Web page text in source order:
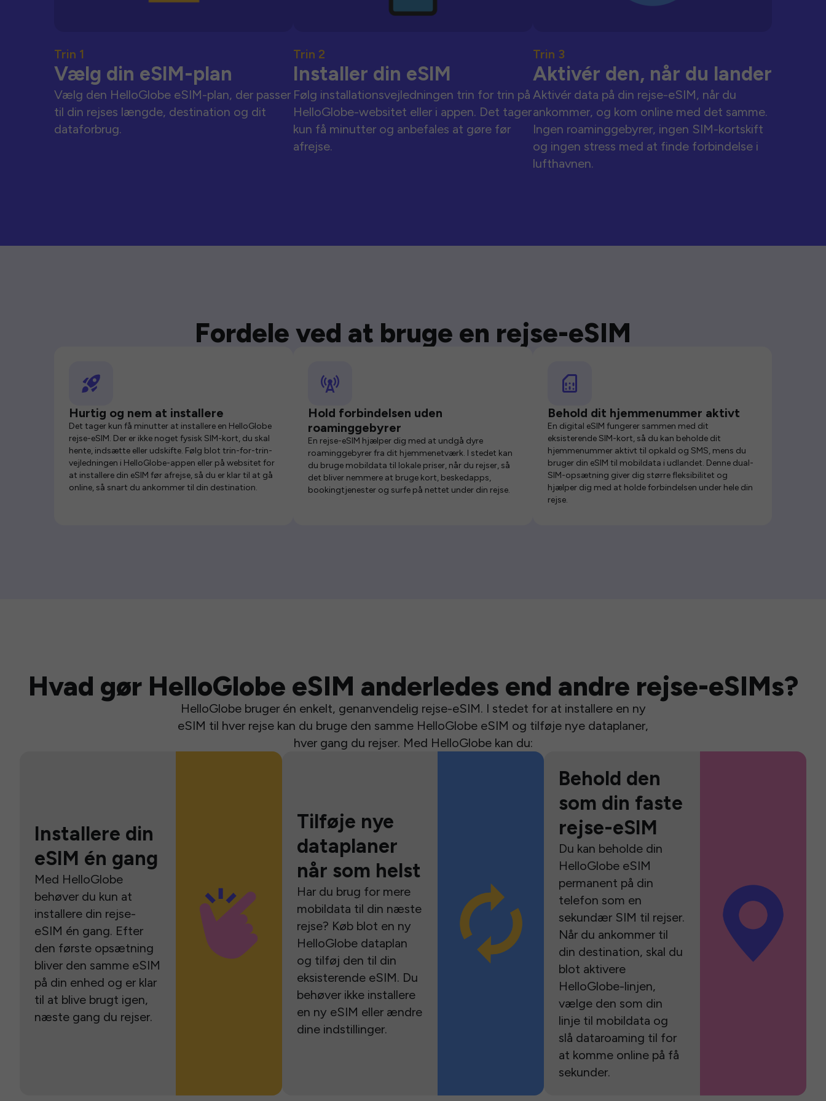
Trin 1
Vælg din eSIM-plan
Vælg den HelloGlobe eSIM-plan, der passer
til din rejses længde, destination og dit
dataforbrug.
Trin 2
Installer din eSIM
Følg installationsvejledningen trin for trin på
HelloGlobe-websitet eller i appen. Det tager
kun få minutter og anbefales at gøre før
afrejse.
Trin 3
Aktivér den, når du lander
Aktivér data på din rejse-eSIM, når du
ankommer, og kom online med det samme.
Ingen roaminggebyrer, ingen SIM-kortskift
og ingen stress med at finde forbindelse i
lufthavnen.
Fordele ved at bruge en rejse-eSIM
Hurtig og nem at installere
Det tager kun få minutter at installere en HelloGlobe
rejse-eSIM. Der er ikke noget fysisk SIM-kort, du skal
hente, indsætte eller udskifte. Følg blot trin-for-trin-
vejledningen i HelloGlobe-appen eller på websitet for
at installere din eSIM før afrejse, så du er klar til at gå
online, så snart du ankommer til din destination.
Hold forbindelsen uden
roaminggebyrer
En rejse-eSIM hjælper dig med at undgå dyre
roaminggebyrer fra dit hjemmenetværk. I stedet kan
du bruge mobildata til lokale priser, når du rejser, så
det bliver nemmere at bruge kort, beskedapps,
bookingtjenester og surfe på nettet under din rejse.
Behold dit hjemmenummer aktivt
En digital eSIM fungerer sammen med dit
eksisterende SIM-kort, så du kan beholde dit
hjemmenummer aktivt til opkald og SMS, mens du
bruger din eSIM til mobildata i udlandet. Denne dual-
SIM-opsætning giver dig større fleksibilitet og
hjælper dig med at holde forbindelsen under hele din
rejse.
Hvad gør HelloGlobe eSIM anderledes end andre rejse-eSIMs?
HelloGlobe bruger én enkelt, genanvendelig rejse-eSIM. I stedet for at installere en ny
eSIM til hver rejse kan du bruge den samme HelloGlobe eSIM og tilføje nye dataplaner,
hver gang du rejser. Med HelloGlobe kan du:
Installere din
eSIM én gang
Med HelloGlobe
behøver du kun at
installere din rejse-
eSIM én gang. Efter
den første opsætning
bliver den samme eSIM
på din enhed og er klar
til at blive brugt igen,
næste gang du rejser.
Tilføje nye
dataplaner
når som helst
Har du brug for mere
mobildata til din næste
rejse? Køb blot en ny
HelloGlobe dataplan
og tilføj den til din
eksisterende eSIM. Du
behøver ikke installere
en ny eSIM eller ændre
dine indstillinger.
Behold den
som din faste
rejse-eSIM
Du kan beholde din
HelloGlobe eSIM
permanent på din
telefon som en
sekundær SIM til rejser.
Når du ankommer til
din destination, skal du
blot aktivere
HelloGlobe-linjen,
vælge den som din
linje til mobildata og
slå dataroaming til for
at komme online på få
sekunder.